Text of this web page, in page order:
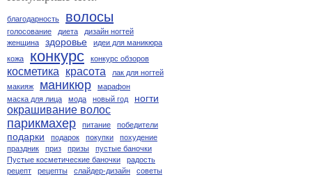
благодарность волосы
голосование диета
дизайн ногтей
женщина
здоровье
идеи для маникюра
кожа
конкурс конкурс обзоров
косметика красота
лак для ногтей
макияж
маникюр
марафон
маска для лица
мода новый год ногти
окрашивание волос
парикмахер питание победители
подарки подарок покупки
похудение
праздник
приз призы
пустые баночки
Пустые косметические баночки
радость
рецепт
рецепты слайдер-дизайн
советы